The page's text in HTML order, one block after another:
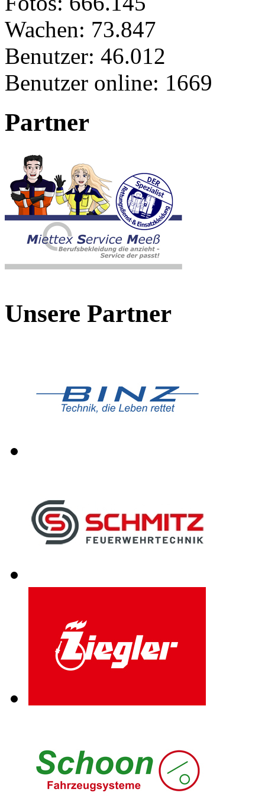
Wachen: 73.847
Benutzer: 46.012
Benutzer online: 1669
Partner
Unsere Partner